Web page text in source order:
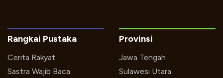
Rangkai Pustaka
Cerita Rakyat
Sastra Wajib Baca
Provinsi
Jawa Tengah
Sulawesi Utara